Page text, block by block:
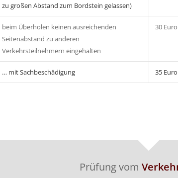
zu großen Abstand zum Bordstein gelassen)
beim Überholen keinen ausreichenden
Seitenabstand zu anderen
Verkehrsteilnehmern eingehalten
30 Euro
… mit Sachbeschädigung 35 Euro
Prüfung vom